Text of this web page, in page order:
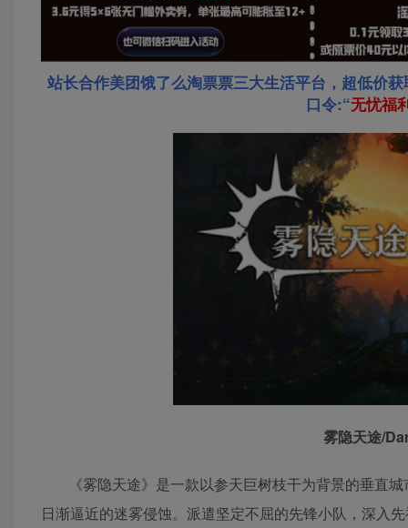
站长合作美团饿了么淘票票三大生活平台，超低价
口令:“无忧福
雾隐天途/
《雾隐天途》是一款以参天巨树枝干为背景的垂直
日渐逼近的迷雾侵蚀。派遣坚定不屈的先锋小队，深入